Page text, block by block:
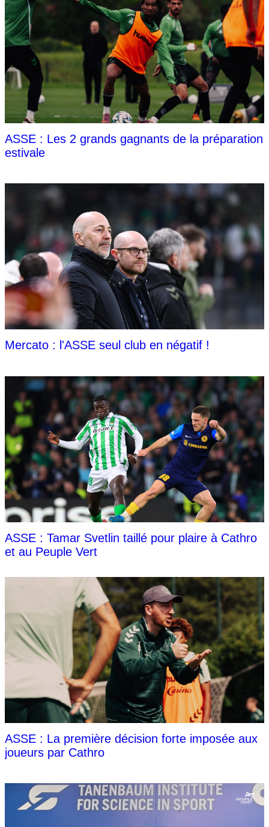
ASSE : Les 2 grands gagnants de la préparation
estivale
Mercato : l'ASSE seul club en négatif !
ASSE : Tamar Svetlin taillé pour plaire à Cathro
et au Peuple Vert
ASSE : La première décision forte imposée aux
joueurs par Cathro